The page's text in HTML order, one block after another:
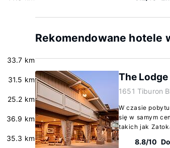
33.7 km
31.5 km
25.2 km
36.9 km
35.3 km
Rekomendowane hotele
The
1651 Tiburon
W czasie
się w samym
takich jak
8.8/10